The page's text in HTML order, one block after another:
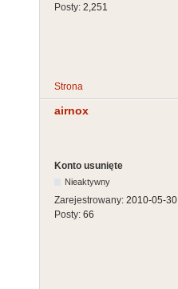
Posty: 2,251
Strona
airnox
Konto usunięte
Nieaktywny
Zarejestrowany: 2010-05-30
Posty: 66